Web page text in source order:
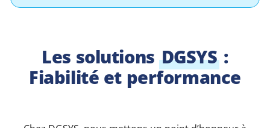
Les solutionsDGSYS:
Fiabilité et performance